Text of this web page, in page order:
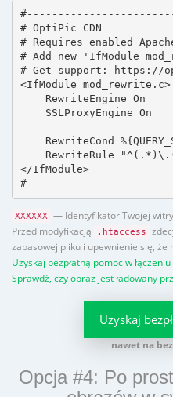
# OptiPic CDN
# Requires enabled
# Add new 'IfModule
# Get support: https://
<IfModule mod_rewrite.c>
    RewriteEngine On
    SSLProxyEngine On
RewriteCond
RewriteRule
</IfModule>
XXXXXX
— Identyfikator Twojej
Przed modyfikacją
.htaccess
zapasowej pliku i upewnienie się, że
Uzyskaj bezpłatną pomoc w łączeniu
Sprawdź, czy obraz jest ładowany
Uzyskaj
nawet na
Opcja #4: Po